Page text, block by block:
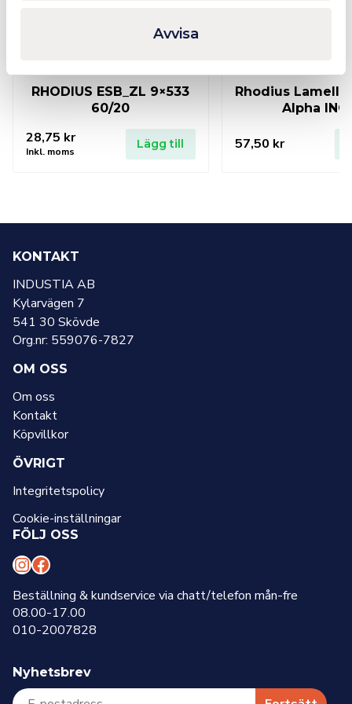
Avvisa
RHODIUS ESB_ZL 9×533
60/20
28,75 kr
Inkl. moms
Lägg till
Rhodius
Alpha
57,50 kr
KONTAKT
INDUSTIA AB
Kylarvägen 7
541 30 Skövde
Org.nr: 559076-7827
OM OSS
Om oss
Kontakt
Köpvillkor
ÖVRIGT
Integritetspolicy
Cookie-inställningar
FÖLJ OSS
I
n
s
t
a
g
F
a
c
e
b
o
Beställning & kundservice via chatt/telefon mån-fre
08.00-17.00
010-2007828
Nyhetsbrev